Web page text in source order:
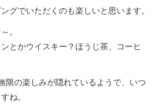
グでいただくのも楽しいと思います。
。
とかウイスキー？ほうじ茶、コーヒ
限の楽しみが隠れているようで、いつ
ね。